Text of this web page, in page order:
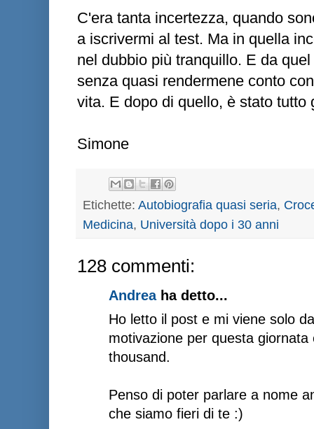
C'era tanta incertezza, quando
a iscrivermi al test. Ma in quella
nel dubbio più tranquillo. E da
senza quasi rendermene conto
vita. E dopo di quello, è stato tutto
Simone
Etichette: Autobiografia quasi seria,
Medicina, Università dopo i 30 anni
128 commenti:
Andreaha detto...
Ho letto il post e mi viene solo
motivazione per questa
thousand.
Penso di poter parlare a nome
che siamo fieri di te :)